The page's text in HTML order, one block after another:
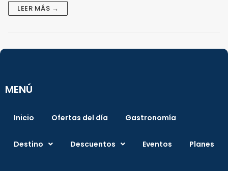
LEER MÁS →
MENÚ
Inicio Ofertas del día Gastronomía
Destino Descuentos Eventos Planes